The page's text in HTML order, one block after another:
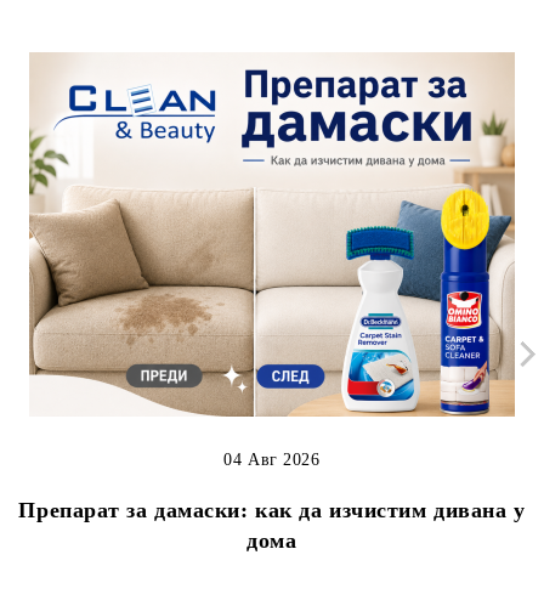
Препарат за дамаски: как да изчистим дивана у
дома
04 Авг 2026